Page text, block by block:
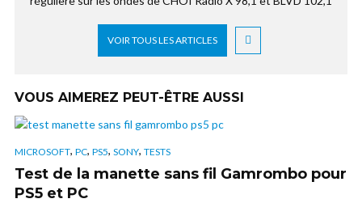
VOIR TOUS LES ARTICLES
VOUS AIMEREZ PEUT-ÊTRE AUSSI
MICROSOFT, PC, PS5, SONY, TESTS
Test de la manette sans fil Gamrombo pour
PS5 et PC